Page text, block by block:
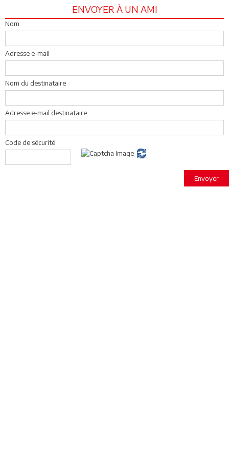
ENVOYER À UN AMI
Nom
Adresse e-mail
Nom du destinataire
Adresse e-mail destinataire
Code de sécurité
Envoyer